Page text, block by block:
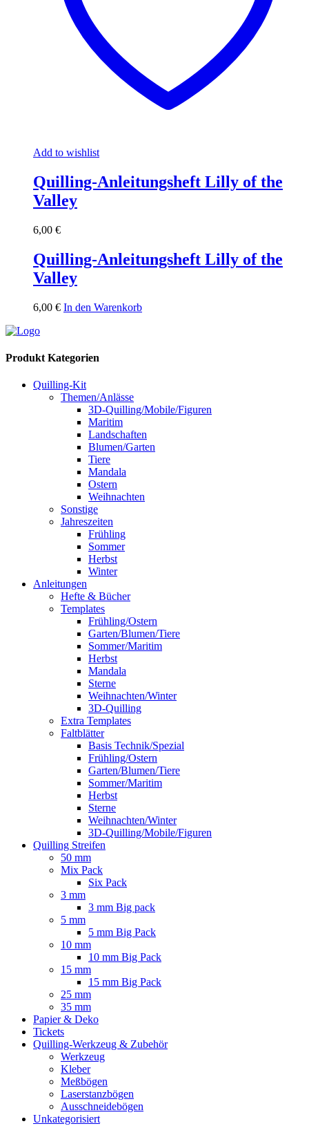
Add to wishlist
Quilling-Anleitungsheft Lilly of the
Valley
6,00 €
Quilling-Anleitungsheft Lilly of the
Valley
6,00 € In den Warenkorb
Produkt Kategorien
Quilling-Kit
Themen/Anlässe
3D-Quilling/Mobile/Figuren
Maritim
Landschaften
Blumen/Garten
Tiere
Mandala
Ostern
Weihnachten
Sonstige
Jahreszeiten
Frühling
Sommer
Herbst
Winter
Anleitungen
Hefte & Bücher
Templates
Frühling/Ostern
Garten/Blumen/Tiere
Sommer/Maritim
Herbst
Mandala
Sterne
Weihnachten/Winter
3D-Quilling
Extra Templates
Faltblätter
Basis Technik/Spezial
Frühling/Ostern
Garten/Blumen/Tiere
Sommer/Maritim
Herbst
Sterne
Weihnachten/Winter
3D-Quilling/Mobile/Figuren
Quilling Streifen
50 mm
Mix Pack
Six Pack
3 mm
3 mm Big pack
5 mm
5 mm Big Pack
10 mm
10 mm Big Pack
15 mm
15 mm Big Pack
25 mm
35 mm
Papier & Deko
Tickets
Quilling-Werkzeug & Zubehör
Werkzeug
Kleber
Meßbögen
Laserstanzbögen
Ausschneidebögen
Unkategorisiert